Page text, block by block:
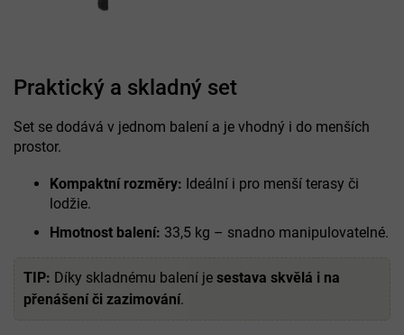
Praktický a skladný set
Set se dodává v jednom balení a je vhodný i do menších
prostor.
Kompaktní rozměry: Ideální i pro menší terasy či
lodžie.
Hmotnost balení: 33,5 kg – snadno manipulovatelné.
TIP: Díky skladnému balení je sestava skvělá i na
přenášení či zazimování.